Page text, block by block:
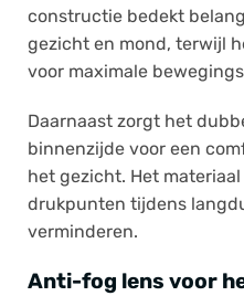
constructie bedekt
gezicht en mond, terwijl
voor maximale
Daarnaast zorgt het
binnenzijde voor een
het gezicht. Het
drukpunten tijdens
verminderen.
Anti-fog lens voor